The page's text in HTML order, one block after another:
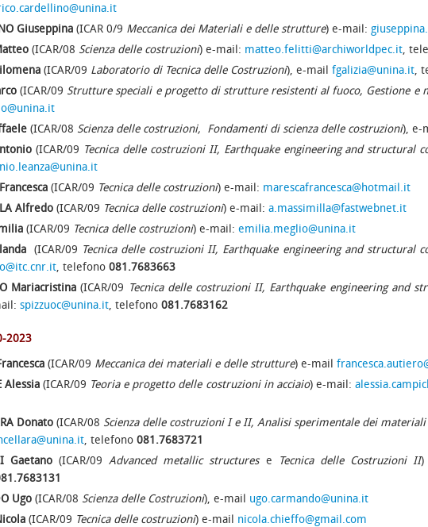
Giuseppina (ICAR 0/9 Meccanica dei Materiali e delle strutture) e-mail:
(ICAR/08 Scienza delle costruzioni) e-mail: matteo.felitti@archiworldpec.it,
(ICAR/09 Laboratorio di Tecnica delle Costruzioni), e-mail fgalizia@unina.it,
(ICAR/09 Strutture speciali e progetto di strutture resistenti al fuoco, Gestione e
(ICAR/08 Scienza delle costruzioni, Fondamenti di scienza delle costruzioni), e-
(ICAR/09 Tecnica delle costruzioni II, Earthquake engineering and structural
(ICAR/09 Tecnica delle costruzioni) e-mail: marescafrancesca@hotmail.it
Alfredo (ICAR/09 Tecnica delle costruzioni) e-mail: a.massimilla@fastwebnet.it
(ICAR/09 Tecnica delle costruzioni) e-mail: emilia.meglio@unina.it
(ICAR/09 Tecnica delle costruzioni II, Earthquake engineering and structural
, telefono 081.7683663
Mariacristina (ICAR/09 Tecnica delle costruzioni II, Earthquake engineering and
spizzuoc@unina.it, telefono 081.7683162
2023
(ICAR/09 Meccanica dei materiali e delle strutture) e-mail
Alessia (ICAR/09 Teoria e progetto delle costruzioni in acciaio) e-mail:
Donato (ICAR/08 Scienza delle costruzioni I e II, Analisi sperimentale dei
, telefono 081.7683721
Gaetano(ICAR/09Advanced metallic structurese Tecnica delle Costruzioni II)
Ugo (ICAR/08 Scienza delle Costruzioni), e-mail ugo.carmando@unina.it
(ICAR/09 Tecnica delle costruzioni) e-mail nicola.chieffo@gmail.com